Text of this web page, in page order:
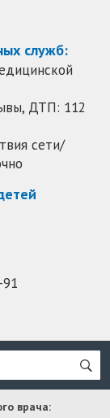
служб:
ДТП: 112
сети/
врача: